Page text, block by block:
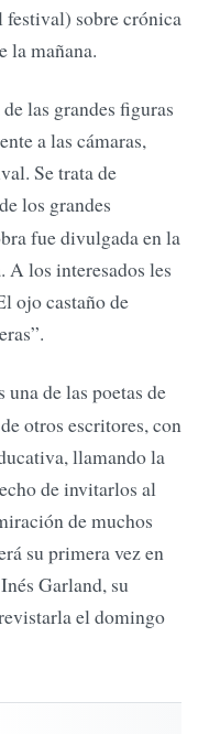
festival) sobre crónica
la mañana.
las grandes figuras
a las cámaras,
Se trata de
los grandes
fue divulgada en la
los interesados les
ojo castaño de
una de las poetas de
otros escritores, con
llamando la
de invitarlos al
de muchos
su primera vez en
Garland, su
el domingo